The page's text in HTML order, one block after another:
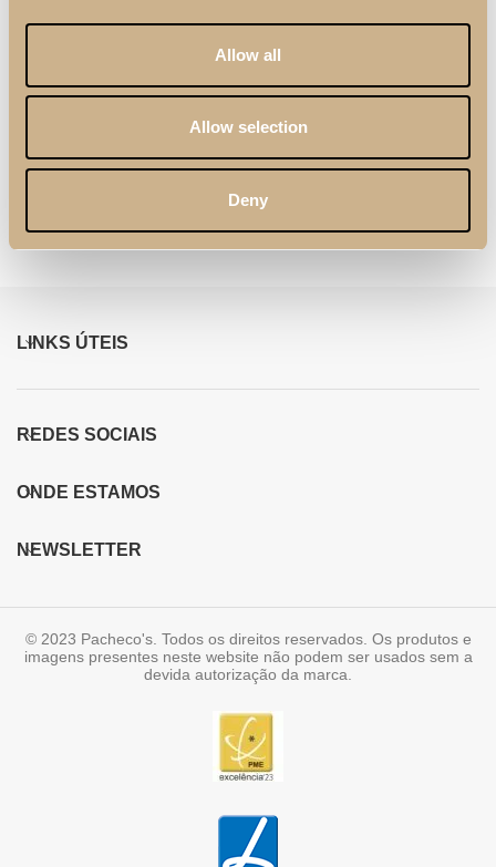
Allow all
Allow selection
Deny
Roupeiro Enzo Cómoda Kyara XLUX
LINKS ÚTEIS
REDES SOCIAIS
ONDE ESTAMOS
NEWSLETTER
© 2023 Pacheco's. Todos os direitos reservados. Os produtos e
imagens presentes neste website não podem ser usados sem a
devida autorização da marca.